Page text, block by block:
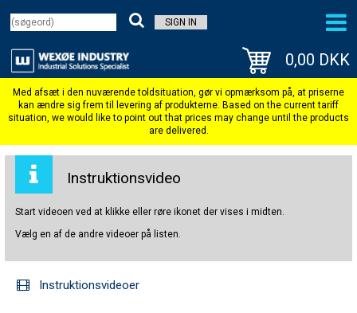
SIGN IN
0,00 DKK
Instruktionsvideo
Start videoen ved at klikke eller røre ikonet der vises i midten.
Vælg en af de andre videoer på listen.
Instruktionsvideoer